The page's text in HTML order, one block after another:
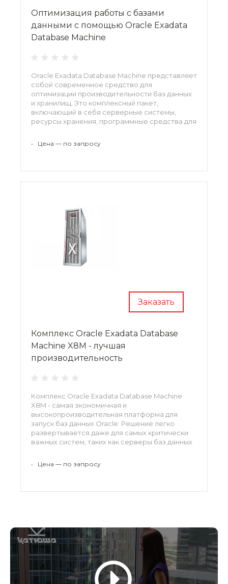
Оптимизация работы с базами
данными с помощью Oracle Exadata
Database Machine
Oracle Exadata Database Machine представляет
собой современное средство для
оптимизации производительности баз данных
и хранилищ. Это комплексный пакет,
включающий в себя серверные системы,
ресурсы хранения, программные средства для
время отклика на запросы до минимума и
• Цена — по запросу
Заказать
Комплекс Oracle Exadata Database
Machine X8M - лучшая
производительность
Комплекс Oracle Exadata Database Machine
X8M - самая экономичная и
высокопроизводительная платформа для
запуск баз данных Oracle. Решение легко
развертывается даже для самых критически
важных систем, таких как серверы баз данных
операторского класса и оптимизированная
• Цена — по запросу